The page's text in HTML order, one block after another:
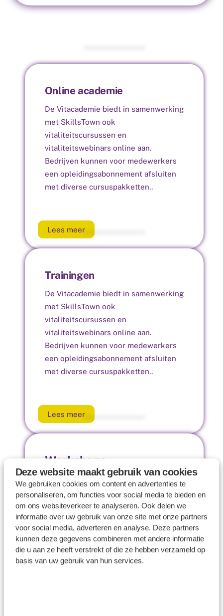
Deze website maakt gebruik van cookies
We gebruiken cookies om content en advertenties te
personaliseren, om functies voor social media te bieden en
om ons websiteverkeer te analyseren. Ook delen we
informatie over uw gebruik van onze site met onze partners
voor social media, adverteren en analyse. Deze partners
kunnen deze gegevens combineren met andere informatie
die u aan ze heeft verstrekt of die ze hebben verzameld op
basis van uw gebruik van hun services.
Online academie
De Vitacademie biedt in samenwerking
met SkillsTown ook
vitaliteitscursussen en
vitaliteitswebinars online aan.
Bedrijven kunnen voor medewerkers
een opleidingsabonnement afsluiten
met diverse cursuspakketten..
Lees meer
Trainingen
De Vitacademie biedt in samenwerking
met SkillsTown ook
vitaliteitscursussen en
vitaliteitswebinars online aan.
Bedrijven kunnen voor medewerkers
een opleidingsabonnement afsluiten
met diverse cursuspakketten..
Lees meer
Workshops
De Vitacademie biedt in samenwerking
met SkillsTown ook
vitaliteitscursussen en
vitaliteitswebinars online aan.
Bedrijven kunnen voor medewerkers
een opleidingsabonnement afsluiten
met diverse cursuspakketten..